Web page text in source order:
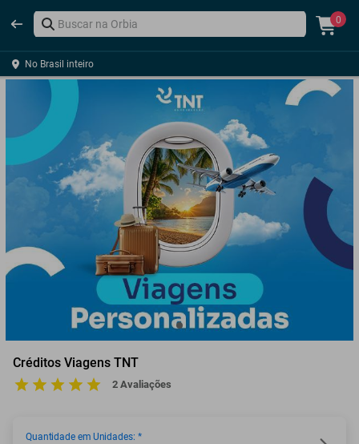
0
No Brasil inteiro
Créditos Viagens TNT
2 Avaliações
Quantidade em Unidades: *